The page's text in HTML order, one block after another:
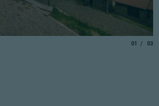
01 of
03